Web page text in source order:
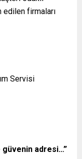
edilen firmaları
Servisi
adresi…”